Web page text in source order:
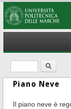
Form di
Cerca
Piano Neve
Il piano neve è